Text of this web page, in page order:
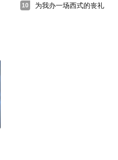
边多了一个陌生女子，她告知是自己
karloff 和吸血
特德 Mary Elizabeth Winstead 饰）
中把一个无害的爱情机器人变成了一
在对望？一场关于外星文明的全球“
10 为我办一场西式的丧礼